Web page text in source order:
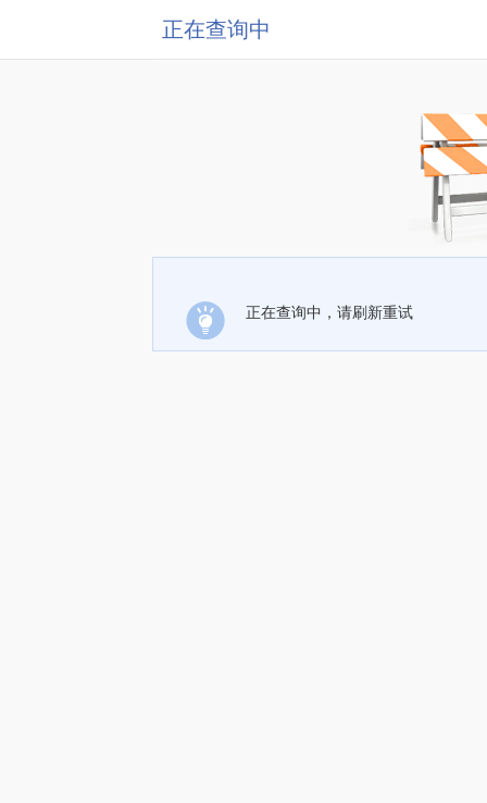
正在查询中
正在查询中，请刷新重试